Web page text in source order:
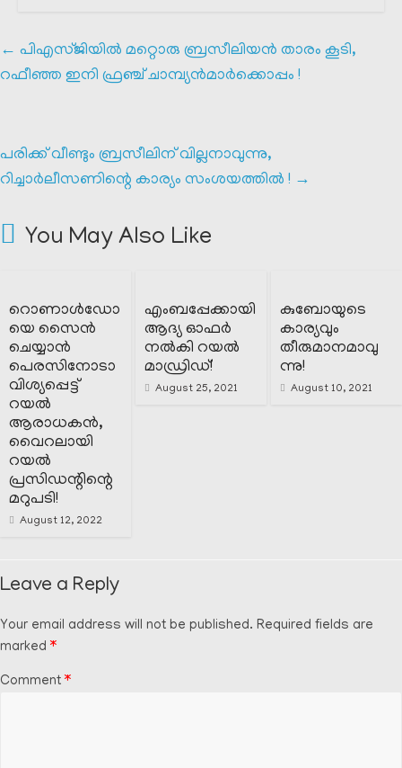
← പിഎസ്ജിയിൽ മറ്റൊരു ബ്രസീലിയൻ താരം കൂടി,
റഫീഞ്ഞ ഇനി ഫ്രഞ്ച് ചാമ്പ്യൻമാർക്കൊപ്പം !
പരിക്ക് വീണ്ടും ബ്രസീലിന് വില്ലനാവുന്നു,
റിച്ചാർലീസണിന്റെ കാര്യം സംശയത്തിൽ ! →
You May Also Like
റൊണാൾഡോ
യെ സൈൻ
ചെയ്യാൻ
പെരസിനോടാ
വിശ്യപ്പെട്ട്
റയൽ
ആരാധകൻ,
വൈറലായി
റയൽ
പ്രസിഡന്റിന്റെ
മറുപടി!
August 12, 2022
എംബപ്പേക്കായി
ആദ്യ ഓഫർ
നൽകി റയൽ
മാഡ്രിഡ്‌!
August 25, 2021
കുബോയുടെ
കാര്യവും
തീരുമാനമാവു
ന്നു!
August 10, 2021
Leave a Reply
Your email address will not be published. Required fields are
marked *
Comment *